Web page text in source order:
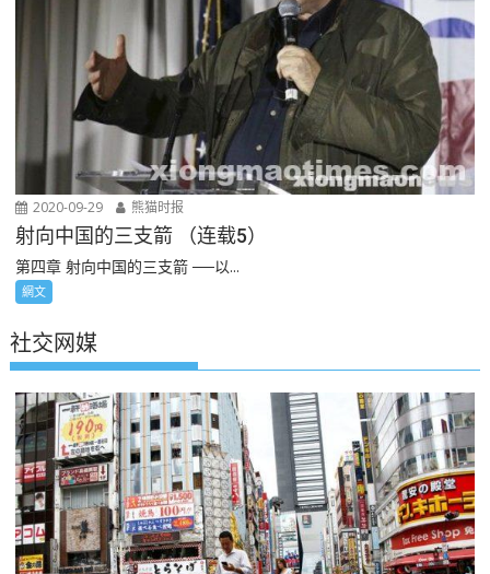
2020-09-29 熊猫时报
射向中国的三支箭 （连载5）
第四章 射向中国的三支箭 ──以...
網文
社交网媒